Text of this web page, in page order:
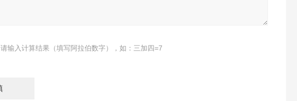
请输入计算结果（填写阿拉伯数字），如：三加四=7